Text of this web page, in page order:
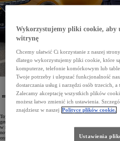
W zakładach Toyota Motor Manufacturing Turkey
właśnie produkcję nowej Toyoty C-HR. Jest to
montowane będą hybrydy typu plug-in oraz baterie.
Toyota C-HR jest jednym z kluczowych modeli koncernu w
generacji tego crossovera sprzedaż sięgnęła ponad 800
w rynku europejskim wzrósł z 4% do 7%. Powodami
nowoczesny design i sylwetka w stylu coupé, niskoemisyjne,
oraz jakość wykonania na poziomie klasy premium.
Wykorzystujemy pliki cookie, aby
witrynę
Chcemy ułatwić Ci korzystanie z naszej
dlatego wykorzystujemy pliki cookie, które
komputerze, telefonie komórkowym lub
Twoje potrzeby i ulepszać funkcjonalność
dostarczania usług i narzędzi osób trzecich,
Zalecamy akceptację wszystkich plików
możesz łatwo zmienić ich ustawienia.
znajdziesz w naszej Polityce plików cookie.
Ustawienia